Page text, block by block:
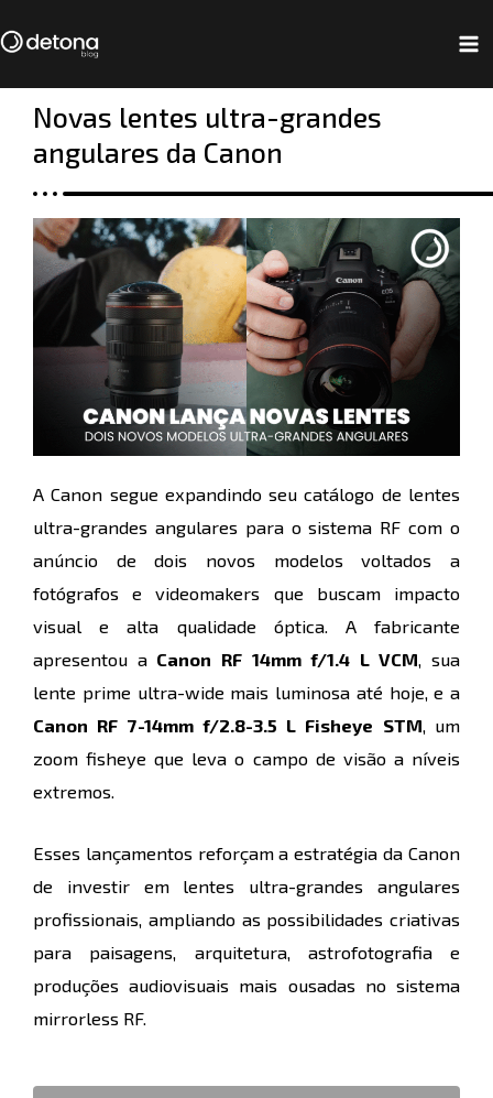
para
conteúdoNovas lentes ultra-grandes
angulares da Canon
A Canon segue expandindo seu catálogo de lentes
ultra-grandes angulares para o sistema RF com o
anúncio de dois novos modelos voltados a
fotógrafos e videomakers que buscam impacto
visual e alta qualidade óptica. A fabricante
apresentou a Canon RF 14mm f/1.4 L VCM , sua
lente prime ultra-wide mais luminosa até hoje, e a
Canon RF 7-14mm f/2.8-3.5 L Fisheye STM , um
zoom fisheye que leva o campo de visão a níveis
extremos.
Esses lançamentos reforçam a estratégia da Canon
de investir em lentes ultra-grandes angulares
profissionais, ampliando as possibilidades criativas
para paisagens, arquitetura, astrofotografia e
produções audiovisuais mais ousadas no sistema
mirrorless RF.
de